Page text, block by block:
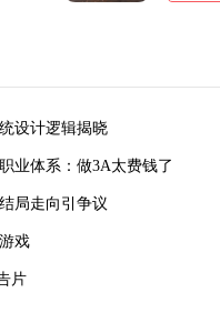
设计逻辑揭晓
业体系：做3A太费钱了
局走向引争议
戏
片